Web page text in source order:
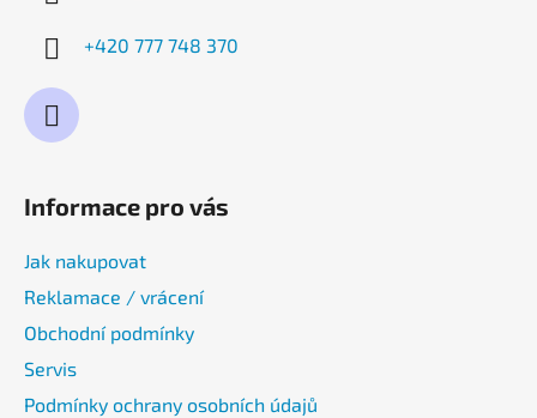
+420 777 748 370
Informace pro vás
Jak nakupovat
Reklamace / vrácení
Obchodní podmínky
Servis
Podmínky ochrany osobních údajů